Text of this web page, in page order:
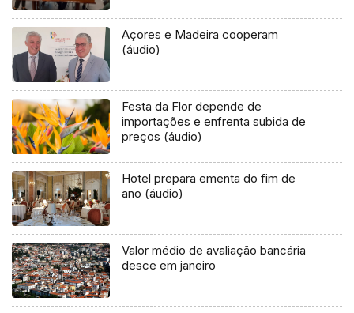
Açores e Madeira cooperam
(áudio)
Festa da Flor depende de
importações e enfrenta subida de
preços (áudio)
Hotel prepara ementa do fim de
ano (áudio)
Valor médio de avaliação bancária
desce em janeiro